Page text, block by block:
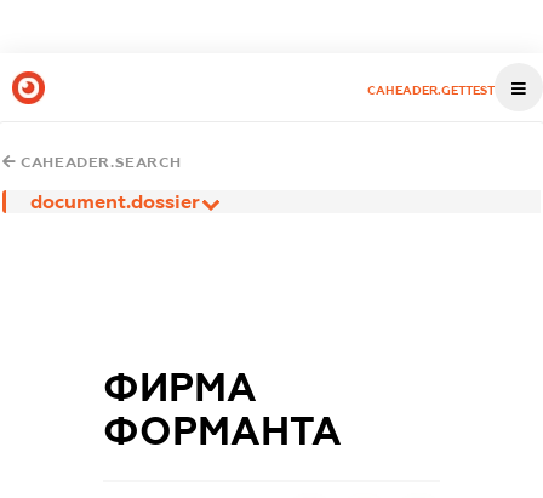
CAHEADER.GETTEST
CAHEADER.SEARCH
document.dossier
ФИРМА
ФОРМАНТА